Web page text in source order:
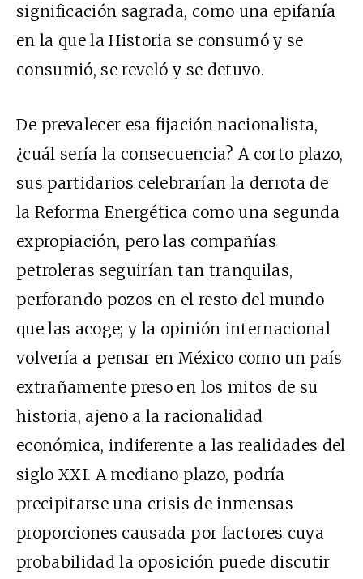
significación sagrada, como una epifanía
en la que la Historia se consumó y se
consumió, se reveló y se detuvo.
De prevalecer esa fijación nacionalista,
¿cuál sería la consecuencia? A corto plazo,
sus partidarios celebrarían la derrota de
la Reforma Energética como una segunda
expropiación, pero las compañías
petroleras seguirían tan tranquilas,
perforando pozos en el resto del mundo
que las acoge; y la opinión internacional
volvería a pensar en México como un país
extrañamente preso en los mitos de su
historia, ajeno a la racionalidad
económica, indiferente a las realidades del
siglo XXI. A mediano plazo, podría
precipitarse una crisis de inmensas
proporciones causada por factores cuya
probabilidad la oposición puede discutir